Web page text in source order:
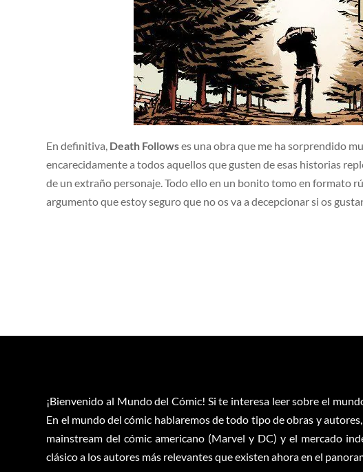
En definitiva, Death Followses una obra que me ha sorprendido
encarecidamente a todos aquellos que gusten de esas historias
de un extraño personaje. Todo ello en un bonito tomo en formato
argumento que estoy seguro que no os va a decepcionar si os
¡Bienvenido al Mundo del Cómic! Si te interesa leer sobre el
En el mundo del cómic hablaremos de todo tipo de obras y
mainstream del cómic americano (Marvel y DC) y el mercado
clásico a los autores más relevantes que existen ahora en el